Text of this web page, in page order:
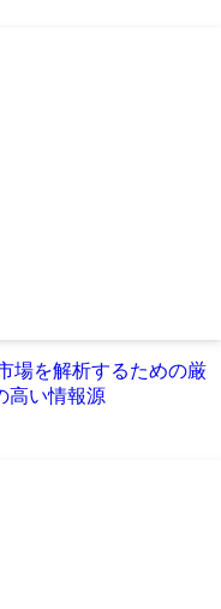
場を解析するための厳
高い情報源